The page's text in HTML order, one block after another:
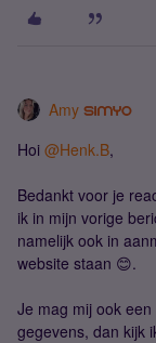
Amy
Hoi @Henk.B,
Bedankt voor je
ik in mijn vorige
namelijk ook in
website staan 😊.
Je mag mij ook een
gegevens, dan kijk